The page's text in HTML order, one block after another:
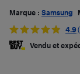
Marque : Samsung
4.9
Vendu et